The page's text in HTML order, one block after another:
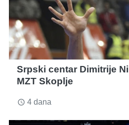
Srpski centar Dimitrije
MZT Skoplje
access_time 4 dana